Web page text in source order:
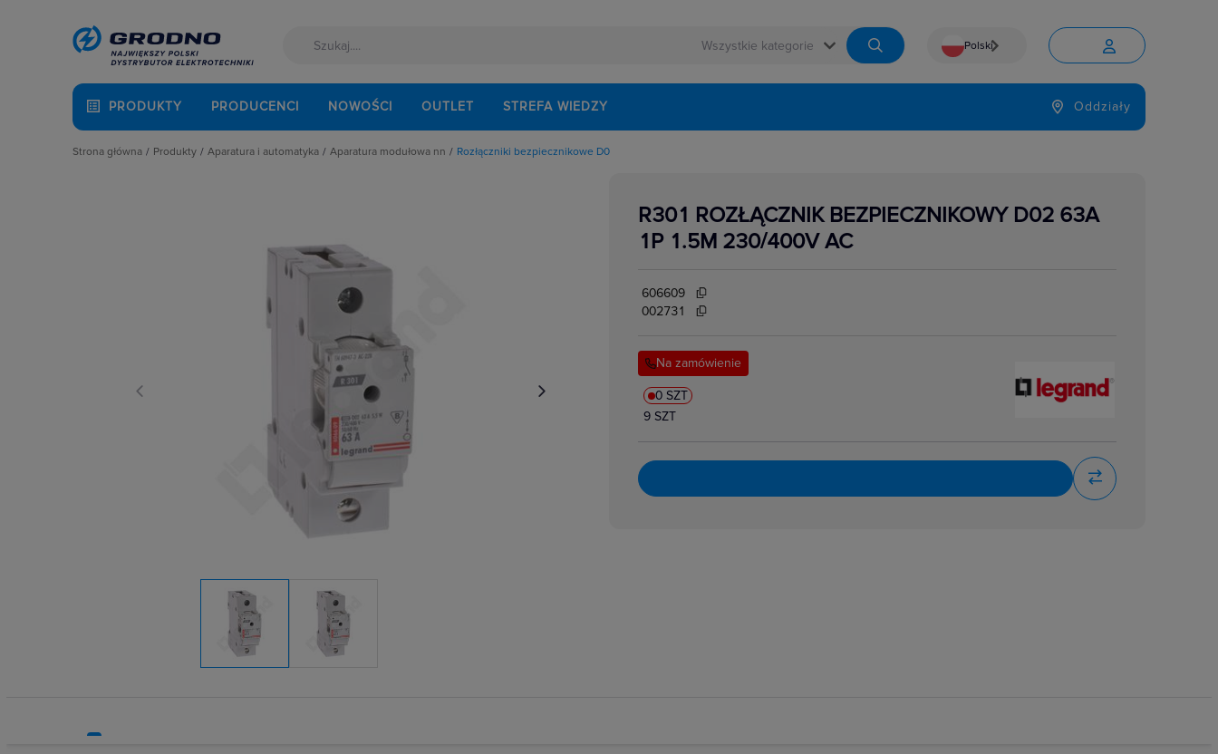
 Polski
Język

PRODUKTY PRODUCENCI NOWOŚCI OUTLET STREFA WIEDZY Oddziały
Strona główna
Produkty
Odzież ochronna i BHP
Osprzęt siłowy, przenośny
Aparatura i automatyka
Aparatura średniego napięcia
Aparatura zasilająca
Automatyka przemysłowa
Czujniki i wyłączniki krańcowe
Elementy pasywne
Elementy sterowania i sygnalizacji
Optoelektronika
Rozłączniki i podstawy bezpiecznikowe
Sterownie i zabezpieczenie silników elektrycznych
Wyłączniki, rozłączniki
Aparatura modułowa nn
Podstawy bezpiecznikowe do wkładek cylindrycznych
Pozostałe akcesoria
Przekaźniki instalacyjne
Przyciski modułowe
Rozłączniki bezpiecznikowe D0
Rozłączniki i przełączniki
Ściemniacze
Styczniki modułowe
Styki pomocnicze
Szyny łączeniowe widełkowe i sztyftowe
Transformatory dzwonkowe
Wkładki bezpiecznikowe cylindryczne
Wkładki bezpiecznikowe cylindryczne miniaturowe
Wyłączniki i bloki różnicowoprądowe
Wyłączniki nadmiarowoprądowe
Wyłączniki przeciwpożarowe
Wyłączniki różnicowoprądowe z członem nadprądowym
Wyłączniki selektywne
Wyłączniki taryfowe
Rozłączniki bezpiecznikowe D0
R301 ROZŁĄCZNIK BEZPIECZNIKOWY D02 63A
1P 1.5M 230/400V AC
606609
002731
Na zamówienie
0 SZT
9 SZT